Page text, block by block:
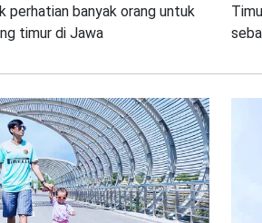
perhatian banyak orang untuk
timur di Jawa